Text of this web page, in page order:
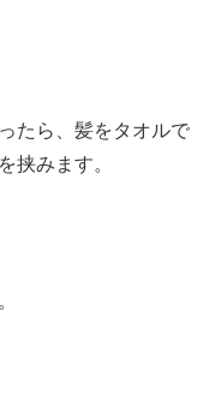
たら、髪をタオルで
挟みます。